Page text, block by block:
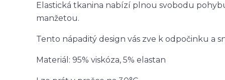
Elastická tkanina nabízí plnou svobodu
manžetou.
Tento nápaditý design vás zve k odpočinku a
Materiál: 95% viskóza, 5% elastan